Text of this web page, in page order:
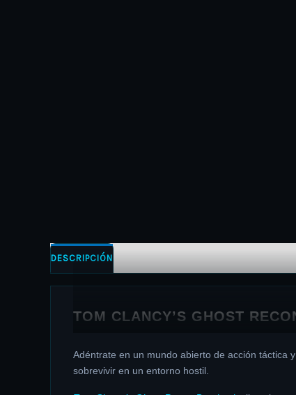
DESCRIPCIÓN
TOM CLANCY’S GHOST
Adéntrate en un mundo abierto de acción táctica
sobrevivir en un entorno hostil.